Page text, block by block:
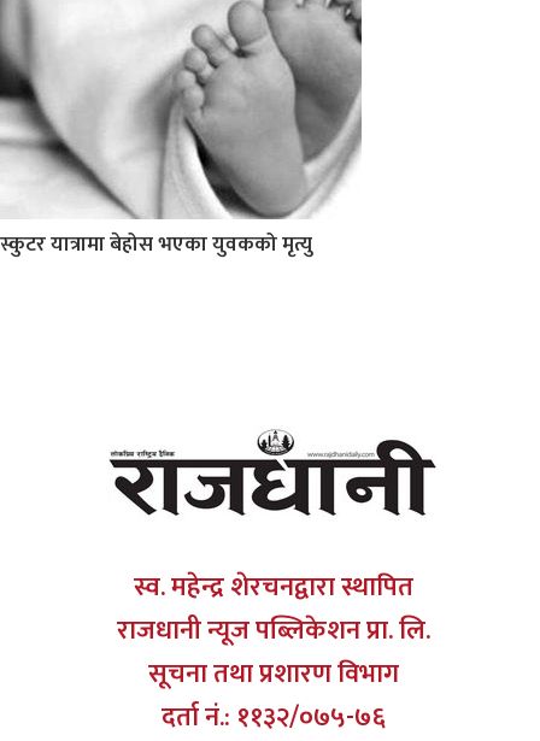
स्कुटर यात्रामा बेहोस भएका युवकको मृत्यु
स्व. महेन्द्र शेरचनद्वारा स्थापित
राजधानी न्यूज पब्लिकेशन प्रा. लि.
सूचना तथा प्रशारण विभाग
दर्ता नं.: ११३२/०७५-७६